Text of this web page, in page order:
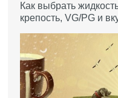
Как выбрать
крепость, VG/PG и